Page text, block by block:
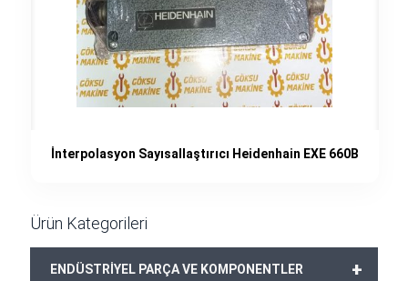
İnterpolasyon Sayısallaştırıcı Heidenhain EXE 660B
Ürün Kategorileri
+
ENDÜSTRİYEL PARÇA VE KOMPONENTLER